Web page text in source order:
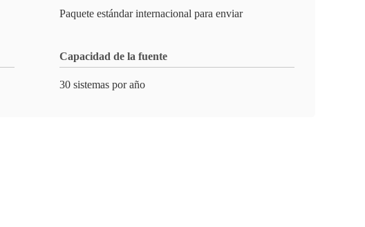
Paquete estándar internacional para enviar
Capacidad de la fuente
30 sistemas por año